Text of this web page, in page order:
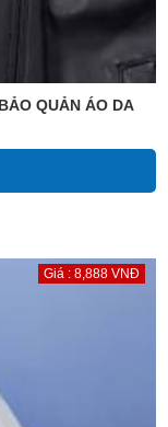
QUẢN ÁO DA
Giá : 8,888 VNĐ